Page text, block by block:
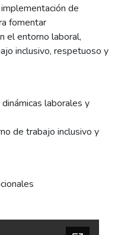
de
fomentar
el entorno laboral,
inclusivo, respetuoso y
laborales y
de trabajo inclusivo y